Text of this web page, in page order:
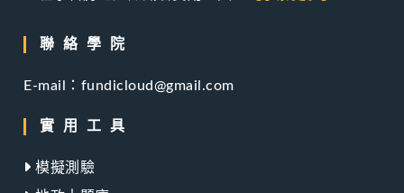
聯絡學院
E-mail：fundicloud@gmail.com
實用工具
模擬測驗